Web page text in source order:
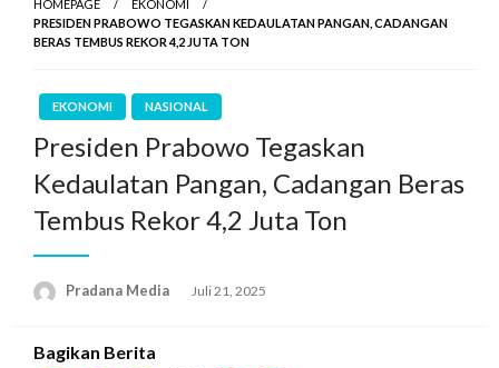
HOMEPAGE
EKONOMI
PRESIDEN PRABOWO TEGASKAN KEDAULATAN PANGAN, CADANGAN
BERAS TEMBUS REKOR 4,2 JUTA TON
EKONOMI NASIONAL
Presiden Prabowo Tegaskan
Kedaulatan Pangan, Cadangan Beras
Tembus Rekor 4,2 Juta Ton
Pradana Media Juli 21, 2025
Bagikan Berita